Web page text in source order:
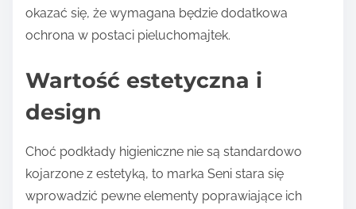
okazać się, że wymagana będzie dodatkowa
ochrona w postaci pieluchomajtek.
Wartość estetyczna i
design
Choć podkłady higieniczne nie są standardowo
kojarzone z estetyką, to marka Seni stara się
wprowadzić pewne elementy poprawiające ich